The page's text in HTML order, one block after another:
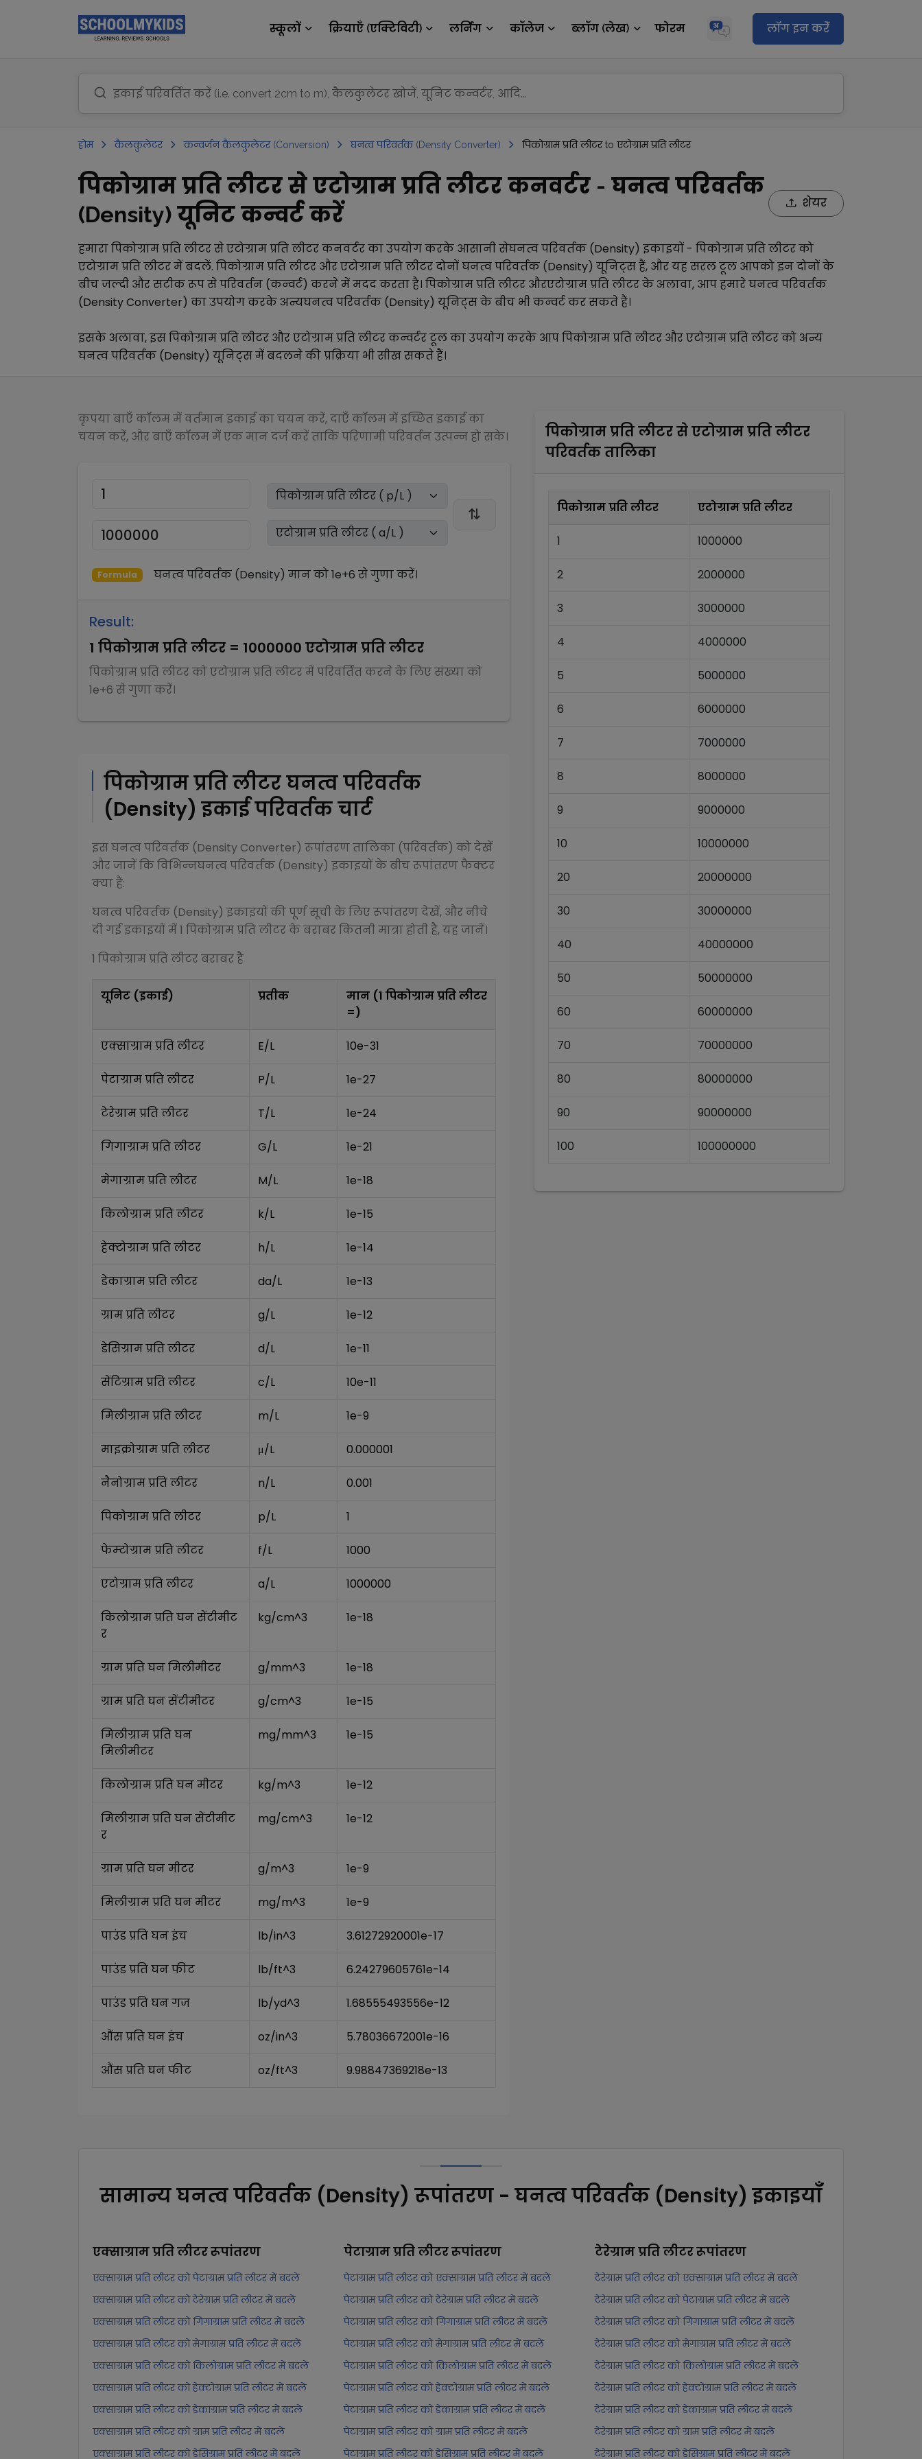
स्कूलों क्रियाएँ (एक्टिविटी) लर्निंग कॉलेज ब्लॉग (लेख) फोरम लॉग इन करेंं
होम कैलकुलेटर कन्वर्जन कैलकुलेटर (Conversion) घनत्व परिवर्तक (Density Converter) पिकोग्राम प्रति लीटर to एटोग्राम प्रति लीटर
पिकोग्राम प्रति लीटर से एटोग्राम प्रति लीटर कनवर्टर - घनत्व परिवर्तक
(Density) यूनिट कन्वर्ट करें
शेयर
हमारापिकोग्राम प्रति लीटरसेएटोग्राम प्रति लीटरकनवर्टर का उपयोग करके आसानी सेघनत्व परिवर्तक (Density) इकाइयों - पिकोग्राम प्रति लीटरको
एटोग्राम प्रति लीटरमें बदलें. पिकोग्राम प्रति लीटर औरएटोग्राम प्रति लीटरदोनोंघनत्व परिवर्तक (Density) यूनिट्स हैं, और यह सरल टूल आपको इन दोनों के
बीच जल्दी और सटीक रूप से परिवर्तन (कन्वर्ट) करने में मदद करता है। पिकोग्राम प्रति लीटर औरएटोग्राम प्रति लीटरके अलावा, आप हमारेघनत्व परिवर्तक
(Density Converter) का उपयोग करके अन्यघनत्व परिवर्तक (Density) यूनिट्स के बीच भी कन्वर्ट कर सकते हैं।
इसके अलावा, इसपिकोग्राम प्रति लीटर औरएटोग्राम प्रति लीटरकन्वर्टर टूल का उपयोग करके आपपिकोग्राम प्रति लीटर औरएटोग्राम प्रति लीटरको अन्य
घनत्व परिवर्तक (Density) यूनिट्स में बदलने की प्रक्रिया भी सीख सकते हैं।
कृपया बाएँ कॉलम में वर्तमान इकाई का चयन करें, दाएँ कॉलम में इच्छित इकाई का
चयन करें, और बाएँ कॉलम में एक मान दर्ज करें ताकि परिणामी परिवर्तन उत्पन्न हो सके।
Formula घनत्व परिवर्तक (Density) मान को1e+6 सेगुणाकरें।
Result:
1 पिकोग्राम प्रति लीटर = 1000000 एटोग्राम प्रति लीटर
पिकोग्राम प्रति लीटरकोएटोग्राम प्रति लीटरमें परिवर्तित करने के लिए संख्या को
1e+6 सेगुणाकरें।
पिकोग्राम प्रति लीटरघनत्व परिवर्तक
(Density) इकाई परिवर्तक चार्ट
इसघनत्व परिवर्तक (Density Converter) रूपांतरण तालिका (परिवर्तक) को देखें
और जानें कि विभिन्नघनत्व परिवर्तक (Density) इकाइयों के बीच रूपांतरण फैक्टर
क्या हैं:
घनत्व परिवर्तक (Density) इकाइयों की पूर्ण सूची के लिए रूपांतरण देखें, और नीचे
दी गई इकाइयों में 1 पिकोग्राम प्रति लीटरके बराबर कितनी मात्रा होती है, यह जानें।
1 पिकोग्राम प्रति लीटरबराबर है
यूनिट (इकाई) प्रतीक मान (1 पिकोग्राम प्रति लीटर
=)
एक्साग्राम प्रति लीटर E/L 10e-31
पेटाग्राम प्रति लीटर P/L 1e-27
टेरेग्राम प्रति लीटर T/L 1e-24
गिगाग्राम प्रति लीटर G/L 1e-21
मेगाग्राम प्रति लीटर M/L 1e-18
किलोग्राम प्रति लीटर k/L 1e-15
हेक्टोग्राम प्रति लीटर h/L 1e-14
डेकाग्राम प्रति लीटर da/L 1e-13
ग्राम प्रति लीटर g/L 1e-12
डेसिग्राम प्रति लीटर d/L 1e-11
सेंटिग्राम प्रति लीटर c/L 10e-11
मिलीग्राम प्रति लीटर m/L 1e-9
माइक्रोग्राम प्रति लीटर μ/L 0.000001
नैनोग्राम प्रति लीटर n/L 0.001
पिकोग्राम प्रति लीटर p/L 1
फेम्टोग्राम प्रति लीटर f/L 1000
एटोग्राम प्रति लीटर a/L 1000000
किलोग्राम प्रति घन सेंटीमीट
र
kg/cm^3 1e-18
ग्राम प्रति घन मिलीमीटर g/mm^3 1e-18
ग्राम प्रति घन सेंटीमीटर g/cm^3 1e-15
मिलीग्राम प्रति घन
मिलीमीटर
mg/mm^3 1e-15
किलोग्राम प्रति घन मीटर kg/m^3 1e-12
मिलीग्राम प्रति घन सेंटीमीट
र
mg/cm^3 1e-12
ग्राम प्रति घन मीटर g/m^3 1e-9
मिलीग्राम प्रति घन मीटर mg/m^3 1e-9
पाउंड प्रति घन इंच lb/in^3 3.61272920001e-17
पाउंड प्रति घन फीट lb/ft^3 6.24279605761e-14
पाउंड प्रति घन गज lb/yd^3 1.68555493556e-12
औंस प्रति घन इंच oz/in^3 5.78036672001e-16
औंस प्रति घन फीट oz/ft^3 9.98847369218e-13
पिकोग्राम प्रति लीटरसेएटोग्राम प्रति लीटर
परिवर्तक तालिका
पिकोग्राम प्रति लीटर एटोग्राम प्रति लीटर
1 1000000
2 2000000
3 3000000
4 4000000
5 5000000
6 6000000
7 7000000
8 8000000
9 9000000
10 10000000
20 20000000
30 30000000
40 40000000
50 50000000
60 60000000
70 70000000
80 80000000
90 90000000
100 100000000
सामान्य घनत्व परिवर्तक (Density) रूपांतरण - घनत्व परिवर्तक (Density) इकाइयाँ
एक्साग्राम प्रति लीटररूपांतरण
एक्साग्राम प्रति लीटर को पेटाग्राम प्रति लीटर में बदलें
एक्साग्राम प्रति लीटर को टेरेग्राम प्रति लीटर में बदलें
एक्साग्राम प्रति लीटर को गिगाग्राम प्रति लीटर में बदलें
एक्साग्राम प्रति लीटर को मेगाग्राम प्रति लीटर में बदलें
एक्साग्राम प्रति लीटर को किलोग्राम प्रति लीटर में बदलें
एक्साग्राम प्रति लीटर को हेक्टोग्राम प्रति लीटर में बदलें
एक्साग्राम प्रति लीटर को डेकाग्राम प्रति लीटर में बदलें
एक्साग्राम प्रति लीटर को ग्राम प्रति लीटर में बदलें
एक्साग्राम प्रति लीटर को डेसिग्राम प्रति लीटर में बदलें
पेटाग्राम प्रति लीटररूपांतरण
पेटाग्राम प्रति लीटर को एक्साग्राम प्रति लीटर में बदलें
पेटाग्राम प्रति लीटर को टेरेग्राम प्रति लीटर में बदलें
पेटाग्राम प्रति लीटर को गिगाग्राम प्रति लीटर में बदलें
पेटाग्राम प्रति लीटर को मेगाग्राम प्रति लीटर में बदलें
पेटाग्राम प्रति लीटर को किलोग्राम प्रति लीटर में बदलें
पेटाग्राम प्रति लीटर को हेक्टोग्राम प्रति लीटर में बदलें
पेटाग्राम प्रति लीटर को डेकाग्राम प्रति लीटर में बदलें
पेटाग्राम प्रति लीटर को ग्राम प्रति लीटर में बदलें
पेटाग्राम प्रति लीटर को डेसिग्राम प्रति लीटर में बदलें
टेरेग्राम प्रति लीटररूपांतरण
टेरेग्राम प्रति लीटर को एक्साग्राम प्रति लीटर में बदलें
टेरेग्राम प्रति लीटर को पेटाग्राम प्रति लीटर में बदलें
टेरेग्राम प्रति लीटर को गिगाग्राम प्रति लीटर में बदलें
टेरेग्राम प्रति लीटर को मेगाग्राम प्रति लीटर में बदलें
टेरेग्राम प्रति लीटर को किलोग्राम प्रति लीटर में बदलें
टेरेग्राम प्रति लीटर को हेक्टोग्राम प्रति लीटर में बदलें
टेरेग्राम प्रति लीटर को डेकाग्राम प्रति लीटर में बदलें
टेरेग्राम प्रति लीटर को ग्राम प्रति लीटर में बदलें
टेरेग्राम प्रति लीटर को डेसिग्राम प्रति लीटर में बदलें